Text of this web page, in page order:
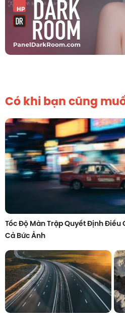
Có khi bạn cũng
Tốc Độ Màn Trập Quyết Định Điều
Cả Bức Ảnh